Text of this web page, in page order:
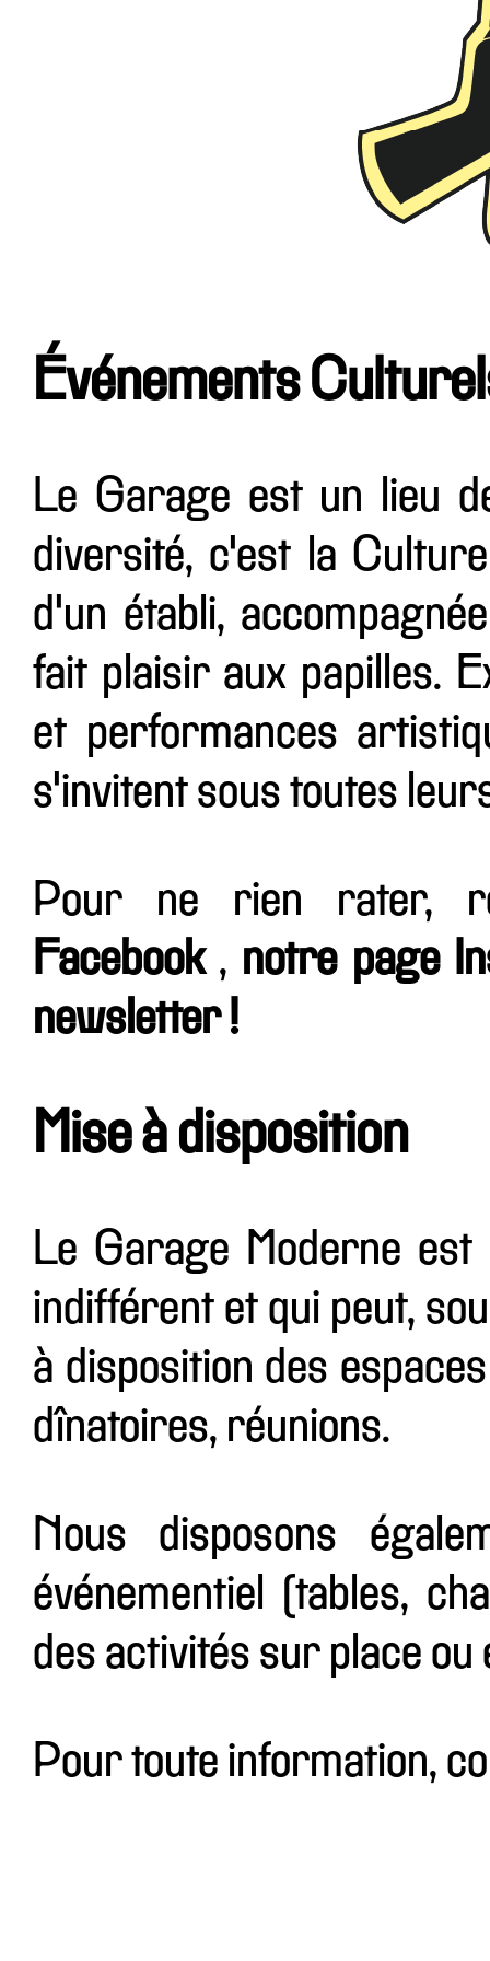
Événements
Le Garage est un lieu
diversité, c'est la
d'un établi,
fait plaisir aux papilles.
et performances
s'invitent sous toutes
Pour ne rien rater,
Facebook , notre page
newsletter !
Mise à disposition
Le Garage Moderne
indifférent et qui peut,
à disposition des
dînatoires, réunions.
Nous disposons
événementiel (tables,
des activités sur place
Pour toute information,